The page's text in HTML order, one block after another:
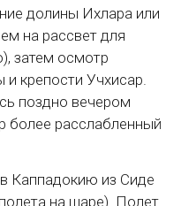
долины Ихлара или
на рассвет для
затем осмотр
крепости Учхисар.
поздно вечером
более расслабленный
Каппадокию из Сиде
на шаре). Полет